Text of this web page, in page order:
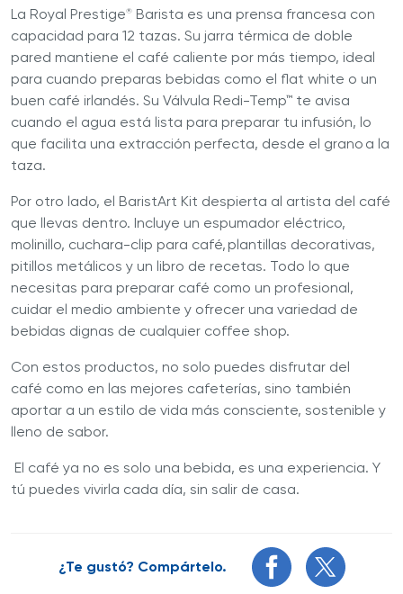
La Royal Prestige® Barista es una prensa francesa con
capacidad para 12 tazas. Su jarra térmica de doble
pared mantiene el café caliente por más tiempo, ideal
para cuando preparas bebidas como el flat white o un
buen café irlandés. Su Válvula Redi-Temp™ te avisa
cuando el agua está lista para preparar tu infusión, lo
que facilita una extracción perfecta, desde el grano a la
taza.
Por otro lado, el BaristArt Kit despierta al artista del café
que llevas dentro. Incluye un espumador eléctrico,
molinillo, cuchara-clip para café, plantillas decorativas,
pitillos metálicos y un libro de recetas. Todo lo que
necesitas para preparar café como un profesional,
cuidar el medio ambiente y ofrecer una variedad de
bebidas dignas de cualquier coffee shop.
Con estos productos, no solo puedes disfrutar del
café como en las mejores cafeterías, sino también
aportar a un estilo de vida más consciente, sostenible y
lleno de sabor.
El café ya no es solo una bebida, es una experiencia. Y
tú puedes vivirla cada día, sin salir de casa.
¿Te gustó? Compártelo.